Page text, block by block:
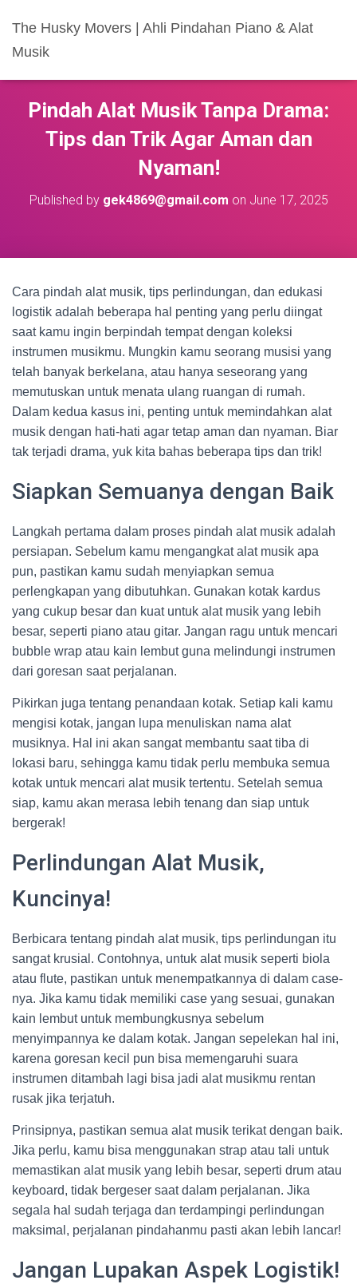
The Husky Movers | Ahli Pindahan Piano & Alat
Musik
Pindah Alat Musik Tanpa Drama:
Tips dan Trik Agar Aman dan
Nyaman!
Published by gek4869@gmail.com on June 17, 2025
Cara pindah alat musik, tips perlindungan, dan edukasi
logistik adalah beberapa hal penting yang perlu diingat
saat kamu ingin berpindah tempat dengan koleksi
instrumen musikmu. Mungkin kamu seorang musisi yang
telah banyak berkelana, atau hanya seseorang yang
memutuskan untuk menata ulang ruangan di rumah.
Dalam kedua kasus ini, penting untuk memindahkan alat
musik dengan hati-hati agar tetap aman dan nyaman. Biar
tak terjadi drama, yuk kita bahas beberapa tips dan trik!
Siapkan Semuanya dengan Baik
Langkah pertama dalam proses pindah alat musik adalah
persiapan. Sebelum kamu mengangkat alat musik apa
pun, pastikan kamu sudah menyiapkan semua
perlengkapan yang dibutuhkan. Gunakan kotak kardus
yang cukup besar dan kuat untuk alat musik yang lebih
besar, seperti piano atau gitar. Jangan ragu untuk mencari
bubble wrap atau kain lembut guna melindungi instrumen
dari goresan saat perjalanan.
Pikirkan juga tentang penandaan kotak. Setiap kali kamu
mengisi kotak, jangan lupa menuliskan nama alat
musiknya. Hal ini akan sangat membantu saat tiba di
lokasi baru, sehingga kamu tidak perlu membuka semua
kotak untuk mencari alat musik tertentu. Setelah semua
siap, kamu akan merasa lebih tenang dan siap untuk
bergerak!
Perlindungan Alat Musik,
Kuncinya!
Berbicara tentang pindah alat musik, tips perlindungan itu
sangat krusial. Contohnya, untuk alat musik seperti biola
atau flute, pastikan untuk menempatkannya di dalam case-
nya. Jika kamu tidak memiliki case yang sesuai, gunakan
kain lembut untuk membungkusnya sebelum
menyimpannya ke dalam kotak. Jangan sepelekan hal ini,
karena goresan kecil pun bisa memengaruhi suara
instrumen ditambah lagi bisa jadi alat musikmu rentan
rusak jika terjatuh.
Prinsipnya, pastikan semua alat musik terikat dengan baik.
Jika perlu, kamu bisa menggunakan strap atau tali untuk
memastikan alat musik yang lebih besar, seperti drum atau
keyboard, tidak bergeser saat dalam perjalanan. Jika
segala hal sudah terjaga dan terdampingi perlindungan
maksimal, perjalanan pindahanmu pasti akan lebih lancar!
Jangan Lupakan Aspek Logistik!